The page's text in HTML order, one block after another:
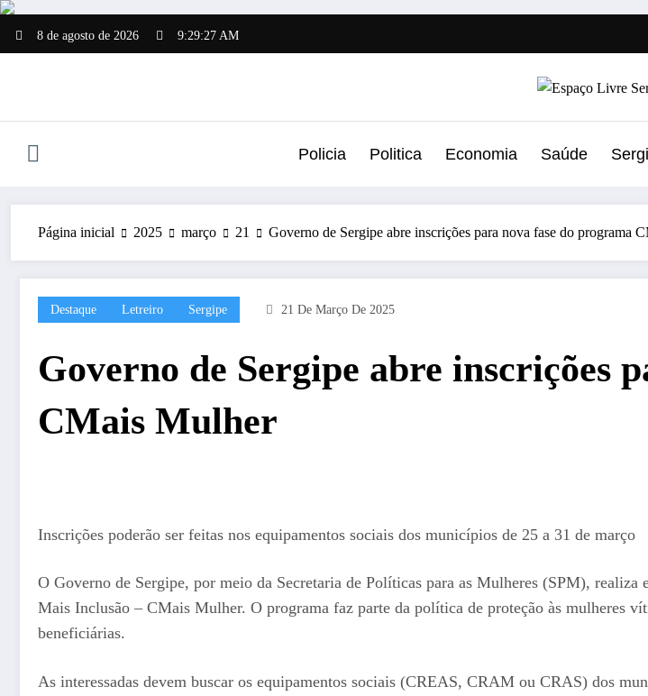
Pular
para
o
8 de agosto de 2026 9:29:28 AM
Policia Politica Economia Saúde
Página inicial 2025 março 21 Governo de Sergipe abre inscrições para nova fase do programa
Destaque Letreiro Sergipe 21 De Março De 2025
Governo de Sergipe abre inscrições
CMais Mulher
Inscrições poderão ser feitas nos equipamentos sociais dos municípios de 25 a 31 de março
O Governo de Sergipe, por meio da Secretaria de Políticas para as Mulheres (SPM),
Mais Inclusão – CMais Mulher. O programa faz parte da política de proteção às mulheres
beneficiárias.
As interessadas devem buscar os equipamentos sociais (CREAS, CRAM ou CRAS) dos